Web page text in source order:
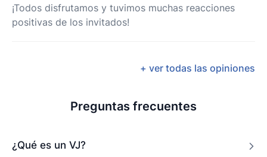
¡Todos disfrutamos y tuvimos muchas reacciones
positivas de los invitados!
+ ver todas las opiniones
Preguntas frecuentes
¿Qué es un VJ?